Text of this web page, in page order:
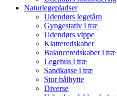
Naturlegepladser
Udendørs legetårn
Gyngestativ i træ
Udendørs vippe
Klatreredskaber
Balanceredskaber i træ
Legehus i træ
Sandkasse i træ
Stor bålhytte
Diverse